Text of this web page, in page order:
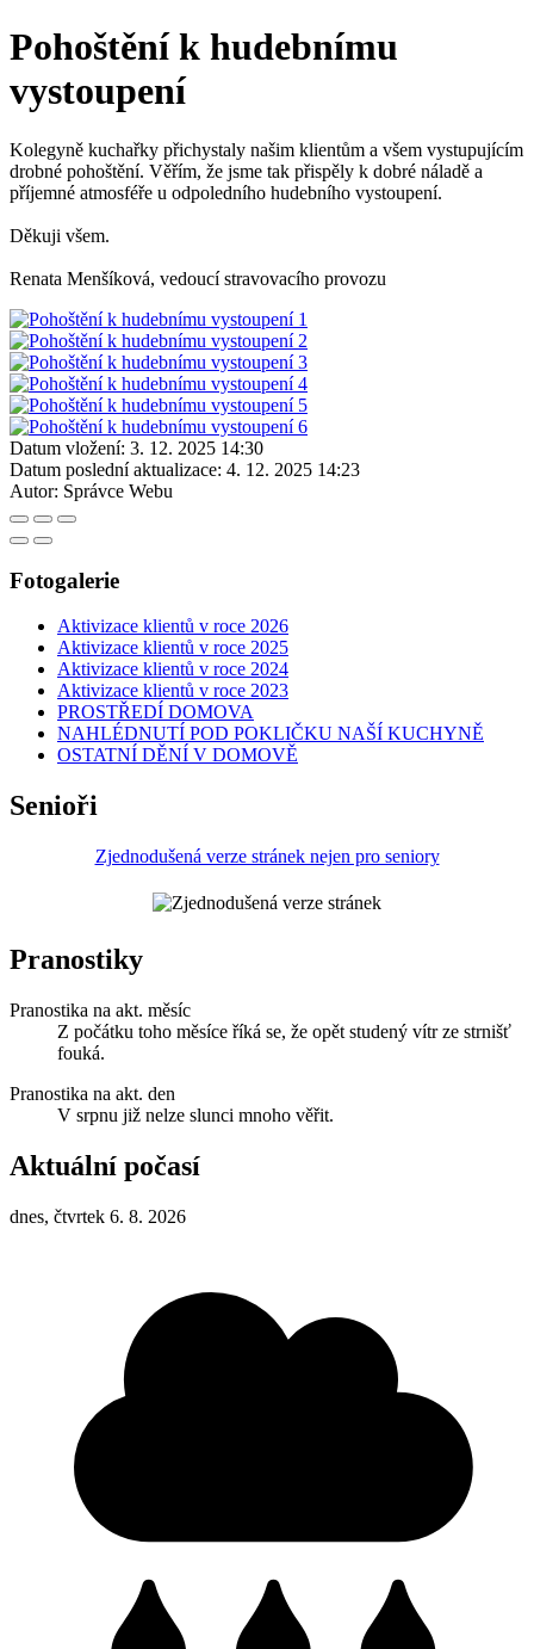
Pohoštění k hudebnímu
vystoupení
Kolegyně kuchařky přichystaly našim klientům a všem vystupujícím
drobné pohoštění. Věřím, že jsme tak přispěly k dobré náladě a
příjemné atmosféře u odpoledního hudebního vystoupení.
Děkuji všem.
Renata Menšíková, vedoucí stravovacího provozu
Datum vložení: 3. 12. 2025 14:30
Datum poslední aktualizace: 4. 12. 2025 14:23
Autor: Správce Webu
Fotogalerie
Aktivizace klientů v roce 2026
Aktivizace klientů v roce 2025
Aktivizace klientů v roce 2024
Aktivizace klientů v roce 2023
PROSTŘEDÍ DOMOVA
NAHLÉDNUTÍ POD POKLIČKU NAŠÍ KUCHYNĚ
OSTATNÍ DĚNÍ V DOMOVĚ
Senioři
Zjednodušená verze stránek nejen pro seniory
Pranostiky
Pranostika na akt. měsíc
Z počátku toho měsíce říká se, že opět studený vítr ze strnišť
fouká.
Pranostika na akt. den
V srpnu již nelze slunci mnoho věřit.
Aktuální počasí
dnes, čtvrtek 6. 8. 2026